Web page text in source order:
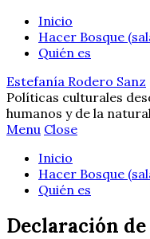
Inicio
Hacer Bosque
Quién es
Estefanía Rodero Sanz
Políticas culturales
humanos y de la
Menu Close
Inicio
Hacer Bosque
Quién es
Declaración